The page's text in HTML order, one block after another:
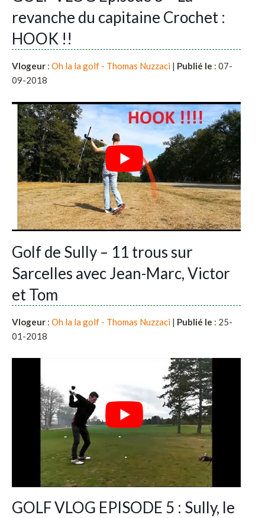
revanche du capitaine Crochet :
HOOK !!
Vlogeur : Oh la la golf - Thomas Nuzzaci | Publié le : 07-
09-2018
Golf de Sully – 11 trous sur
Sarcelles avec Jean-Marc, Victor
et Tom
Vlogeur : Oh la la golf - Thomas Nuzzaci | Publié le : 25-
01-2018
GOLF VLOG EPISODE 5 : Sully, le